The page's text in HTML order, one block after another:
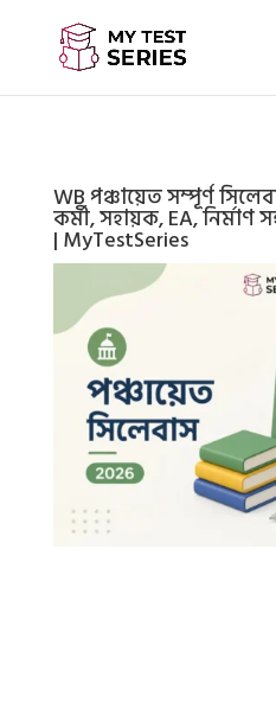
WB পঞ্চায়েত সম্পূর্ণ
কর্মী, সহায়ক, EA, নির্মাণ
| MyTestSeries